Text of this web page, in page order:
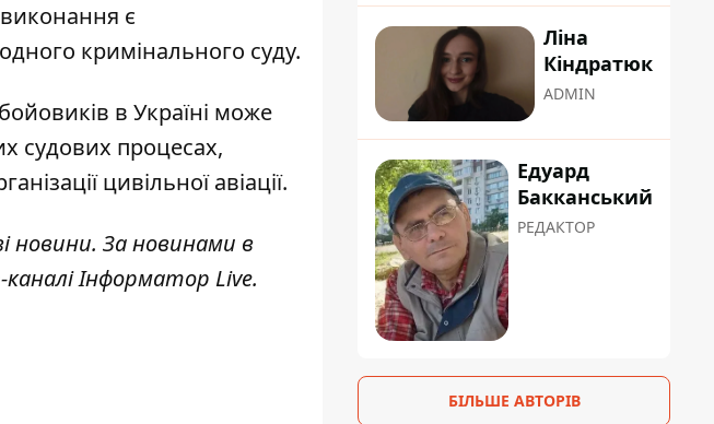
є
кримінального суду.
в Україні може
судових процесах,
цивільної авіації.
новини. За новинами в
Інформатор Live.
Ліна
Кіндратюк
ADMIN
Едуард
Бакканський
РЕДАКТОР
БІЛЬШЕ АВТОРІВ